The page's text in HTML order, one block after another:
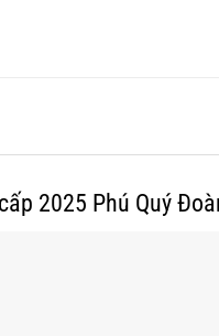
2025 Phú Quý